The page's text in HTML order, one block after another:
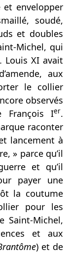
envelopper
soudé,
et doubles
Michel, qui
Louis XI avait
aux
le collier
observés
François Ier.
raconter
lancement à
» parce qu’il
et qu’il
payer une
la coutume
pour les
Saint-Michel,
et aux
) et de